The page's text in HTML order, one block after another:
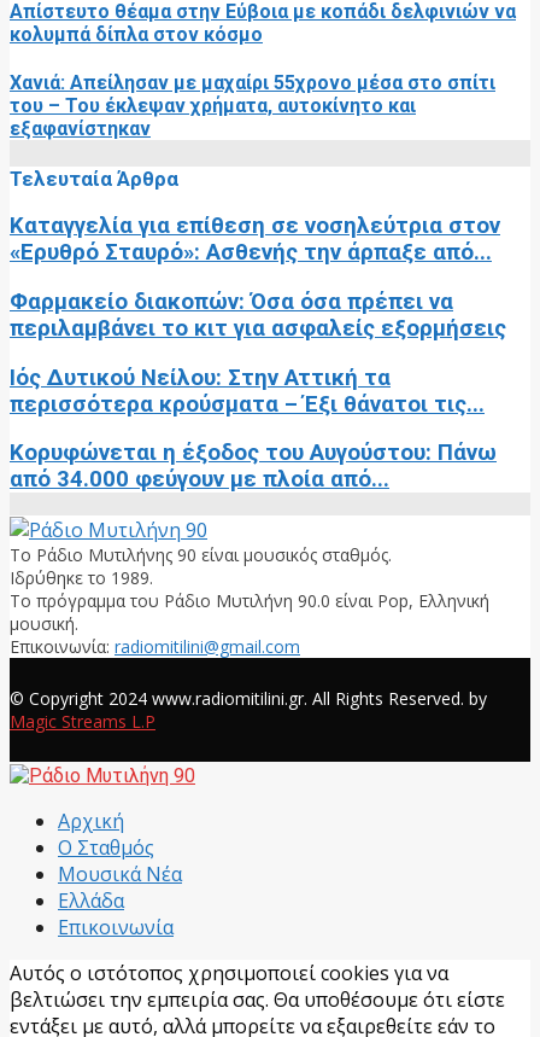
Απίστευτο θέαμα στην Εύβοια με κοπάδι δελφινιών να
κολυμπά δίπλα στον κόσμο
Χανιά: Απείλησαν με μαχαίρι 55χρονο μέσα στο σπίτι
του – Του έκλεψαν χρήματα, αυτοκίνητο και
εξαφανίστηκαν
Τελευταία Άρθρα
Καταγγελία για επίθεση σε νοσηλεύτρια στον
«Ερυθρό Σταυρό»: Ασθενής την άρπαξε από...
Φαρμακείο διακοπών: Όσα όσα πρέπει να
περιλαμβάνει το κιτ για ασφαλείς εξορμήσεις
Ιός Δυτικού Νείλου: Στην Αττική τα
περισσότερα κρούσματα – Έξι θάνατοι τις...
Κορυφώνεται η έξοδος του Αυγούστου: Πάνω
από 34.000 φεύγουν με πλοία από...
Το Ράδιο Μυτιλήνης 90 είναι μουσικός σταθμός.
Ιδρύθηκε το 1989.
Το πρόγραμμα του Ράδιο Μυτιλήνη 90.0 είναι Pop, Ελληνική
μουσική.
Επικοινωνία: radiomitilini@gmail.com
© Copyright 2024 www.radiomitilini.gr. All Rights Reserved. by
Magic Streams L.P
Αρχική
Ο Σταθμός
Μουσικά Νέα
Ελλάδα
Επικοινωνία
Αυτός ο ιστότοπος χρησιμοποιεί cookies για να
βελτιώσει την εμπειρία σας. Θα υποθέσουμε ότι είστε
εντάξει με αυτό, αλλά μπορείτε να εξαιρεθείτε εάν το